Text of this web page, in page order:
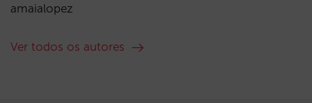
amaialopez
Ver todos os autores